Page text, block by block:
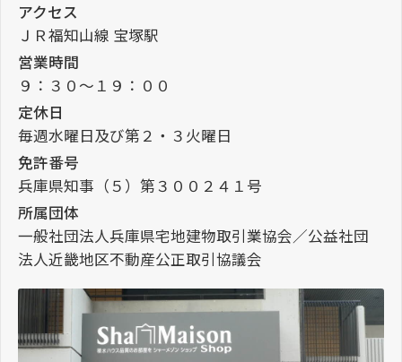
アクセス
ＪＲ福知山線 宝塚駅
営業時間
９：３０～１９：００
定休日
毎週水曜日及び第２・３火曜日
免許番号
兵庫県知事（５）第３００２４１号
所属団体
一般社団法人兵庫県宅地建物取引業協会／公益社団
法人近畿地区不動産公正取引協議会